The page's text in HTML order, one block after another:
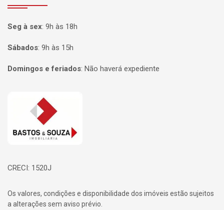
Seg à sex: 9h às 18h
Sábados: 9h às 15h
Domingos e feriados: Não haverá expediente
Página inicial
CRECI: 1520J
Os valores, condições e disponibilidade dos imóveis estão sujeitos
a alterações sem aviso prévio.